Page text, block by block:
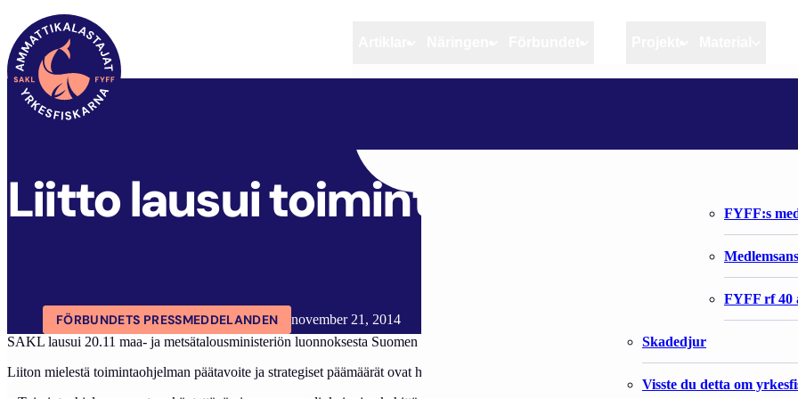
Artiklar Näringen
Riktlinjer för god praxis
Stöd till fiskerinäringen
Anvisningar
Fiskar och
Skadedjur
Visste du detta om
Förbundet
FYFF:s
FYFF rf 40
FYFF ARTIKLAR
Liitto lausui toimintaohjelmasta
FÖRBUNDETS PRESSMEDDELANDEN
november 21, 2014
SAKL lausui 20.11 maa- ja metsätalousministeriön luonnoksesta Suomen elinkeinokalatalouden toimintaohjelmaksi 2014-2020.
Liiton mielestä toimintaohjelman päätavoite ja strategiset päämäärät ovat hyvin kannatettava.